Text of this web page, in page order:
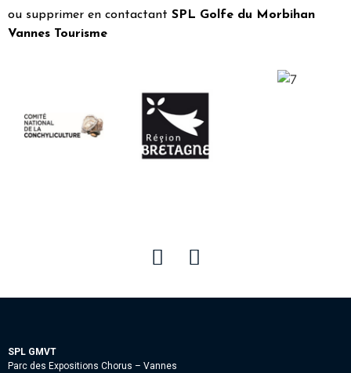
ou supprimer en contactant SPL Golfe du Morbihan
Vannes Tourisme
SPL GMVT
Parc des Expositions Chorus – Vannes